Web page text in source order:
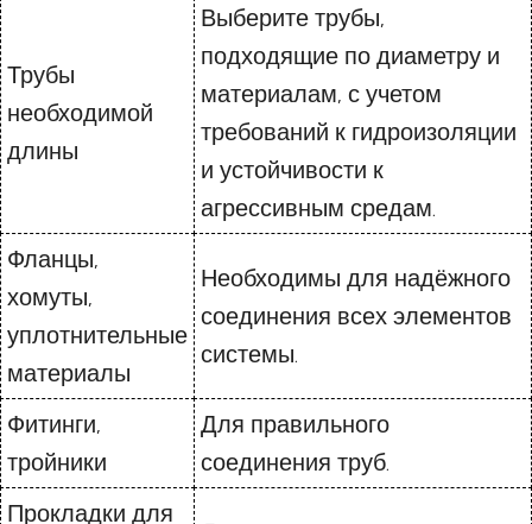
Трубы
необходимой
длины
Выберите трубы,
подходящие по диаметру и
материалам, с учетом
требований к гидроизоляции
и устойчивости к
агрессивным средам.
Фланцы,
хомуты,
уплотнительные
материалы
Необходимы для надёжного
соединения всех элементов
системы.
Фитинги,
тройники
Для правильного
соединения труб.
Прокладки для